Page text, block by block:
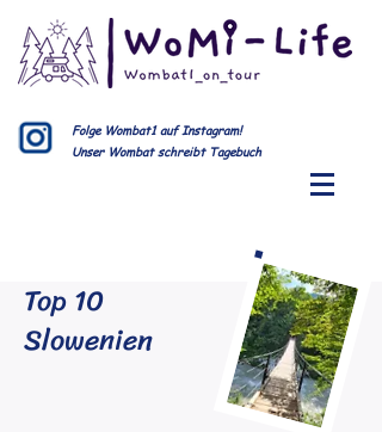
Folge Wombat1 auf Instagram!
Unser Wombat schreibt Tagebuch
Top 10
Slowenien